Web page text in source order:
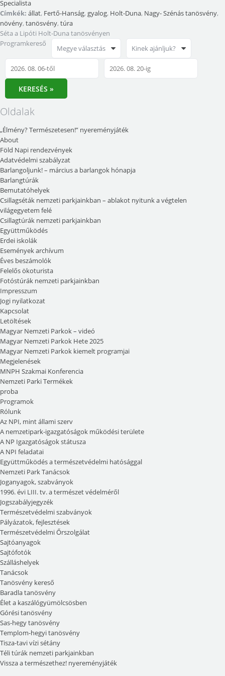
Specialista
Címkék: állat, Fertő-Hanság, gyalog, Holt-Duna, Nagy- Szénás tanösvény,
növény, tanösvény, túra
Séta a Lipóti Holt-Duna tanösvényen
Programkereső
Megye választás Kinek ajánljuk?
KERESÉS »
Oldalak
„Élmény? Természetesen!” nyereményjáték
About
Föld Napi rendezvények
Adatvédelmi szabályzat
Barlangoljunk! – március a barlangok hónapja
Barlangtúrák
Bemutatóhelyek
Csillagséták nemzeti parkjainkban – ablakot nyitunk a végtelen
világegyetem felé
Csillagtúrák nemzeti parkjainkban
Együttműködés
Erdei iskolák
Események archívum
Éves beszámolók
Felelős ökoturista
Fotóstúrák nemzeti parkjainkban
Impresszum
Jogi nyilatkozat
Kapcsolat
Letöltések
Magyar Nemzeti Parkok – videó
Magyar Nemzeti Parkok Hete 2025
Magyar Nemzeti Parkok kiemelt programjai
Megjelenések
MNPH Szakmai Konferencia
Nemzeti Parki Termékek
proba
Programok
Rólunk
Az NPI, mint állami szerv
A nemzetipark-igazgatóságok működési területe
A NP Igazgatóságok státusza
A NPI feladatai
Együttműködés a természetvédelmi hatósággal
Nemzeti Park Tanácsok
Joganyagok, szabványok
1996. évi LIII. tv. a természet védelméről
Jogszabályjegyzék
Természetvédelmi szabványok
Pályázatok, fejlesztések
Természetvédelmi Őrszolgálat
Sajtóanyagok
Sajtófotók
Szálláshelyek
Tanácsok
Tanösvény kereső
Baradla tanösvény
Élet a kaszálógyümölcsösben
Górési tanösvény
Sas-hegy tanösvény
Templom-hegyi tanösvény
Tisza-tavi vízi sétány
Téli túrák nemzeti parkjainkban
Vissza a természethez! nyereményjáték